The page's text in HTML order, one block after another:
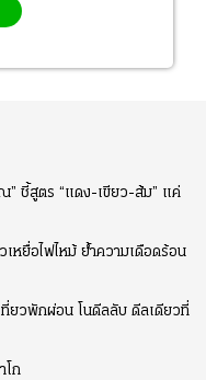
ณ” ชี้สูตร “แดง-เขียว-ส้ม” แค่
หยื่อไฟไหม้ ย้ำความเดือดร้อน
ที่ยวพักผ่อน โนดีลลับ ดีลเดียวที่
โก